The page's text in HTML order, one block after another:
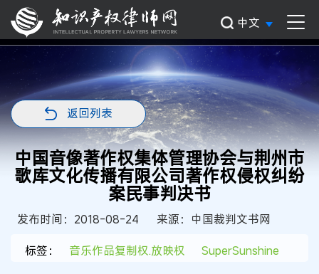
中文
返回列表
中国音像著作权集体管理协会与荆州市
歌库文化传播有限公司著作权侵权纠纷
案民事判决书
发布时间：2018-08-24
来源：中国裁判文书网
标签：
音乐作品复制权.放映权 SuperSunshine